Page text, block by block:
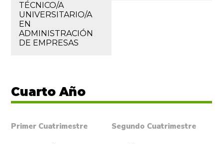
TÉCNICO/A
UNIVERSITARIO/A
EN
ADMINISTRACIÓN
DE EMPRESAS
Cuarto Año
Primer Cuatrimestre Segundo Cuatrimestre